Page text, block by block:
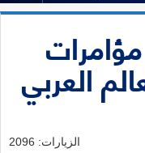
العربي
الزيارات: 2096